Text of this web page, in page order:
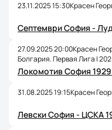
23.11.2025 15:30Красен
Септември София -
27.09.2025 20:00Красен
Болгария. Первая Лига |
Локомотив София
31.08.2025 19:15Красен
Левски София - ЦСКА